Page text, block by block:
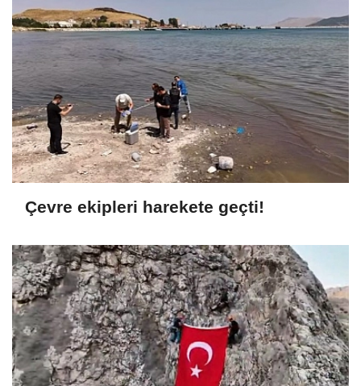
Çevre ekipleri harekete geçti!